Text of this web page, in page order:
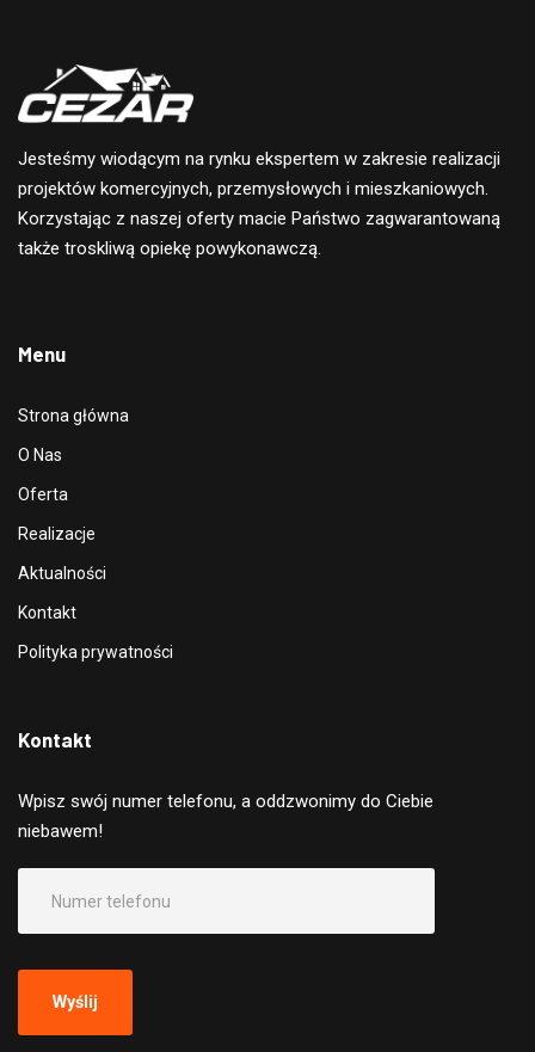
Jesteśmy wiodącym na rynku ekspertem w zakresie realizacji
projektów komercyjnych, przemysłowych i mieszkaniowych.
Korzystając z naszej oferty macie Państwo zagwarantowaną
także troskliwą opiekę powykonawczą.
Menu
Strona główna
O Nas
Oferta
Realizacje
Aktualności
Kontakt
Polityka prywatności
Kontakt
Wpisz swój numer telefonu, a oddzwonimy do Ciebie
niebawem!